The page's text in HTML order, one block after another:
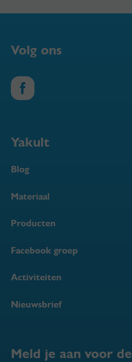
Volg ons
Yakult
Blog
Materiaal
Producten
Facebook groep
Activiteiten
Nieuwsbrief
Meld je aan voor de